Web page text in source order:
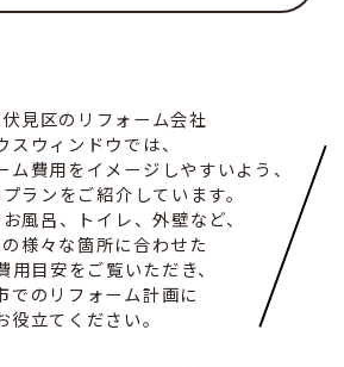
見区のリフォーム会社
スウィンドウでは、
ム費用をイメージしやすいよう、
ランをご紹介しています。
風呂、トイレ、外壁など、
様々な箇所に合わせた
用目安をご覧いただき、
でのリフォーム計画に
役立てください。